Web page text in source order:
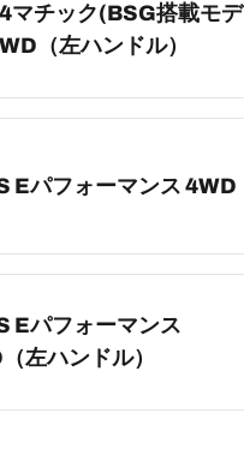
マチック(BSG搭載モデ
（左ハンドル）
Eパフォーマンス 4WD
Eパフォーマンス
左ハンドル）